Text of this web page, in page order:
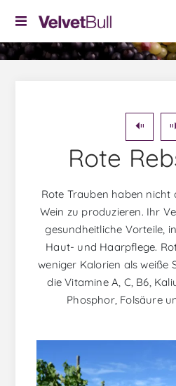
Rote
Rote Trauben haben nicht
Wein zu produzieren. Ihr
gesundheitliche Vorteile,
Haut- und Haarpflege.
weniger Kalorien als weiße
die Vitamine A, C, B6,
Phosphor, Folsäure